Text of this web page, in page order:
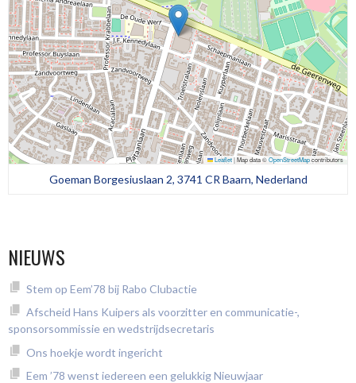
Leaflet|Map data ©OpenStreetMapcontributors
Goeman Borgesiuslaan 2, 3741 CR Baarn, Nederland
NIEUWS
Stem op Eem’78 bij Rabo Clubactie
Afscheid Hans Kuipers als voorzitter en communicatie-,
sponsorsommissie en wedstrijdsecretaris
Ons hoekje wordt ingericht
Eem ’78 wenst iedereen een gelukkig Nieuwjaar